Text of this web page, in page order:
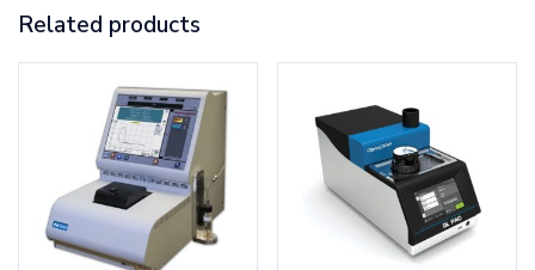
Related products